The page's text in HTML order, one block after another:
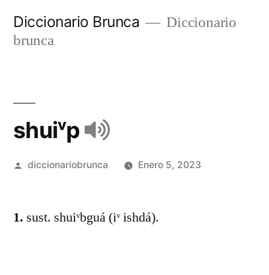
Diccionario Brunca
Diccionario
brunca
shuiᵛp
diccionariobrunca Enero 5, 2023
1. sust. shuiᵛbguá (iᵛ ishdá).